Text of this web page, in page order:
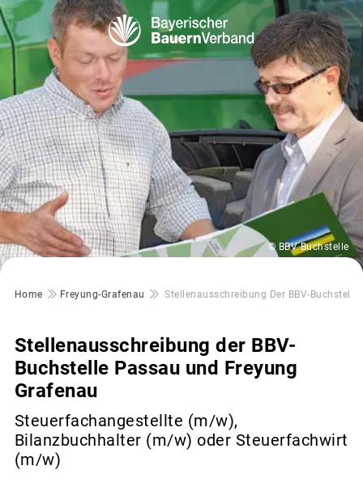
© BBV Buchstelle
Pfadnavigation
Home Freyung-Grafenau Stellenausschreibung Der BBV-
Stellenausschreibung der BBV-
Buchstelle Passau und Freyung
Grafenau
Steuerfachangestellte (m/w),
Bilanzbuchhalter (m/w) oder Steuerfachwirt
(m/w)